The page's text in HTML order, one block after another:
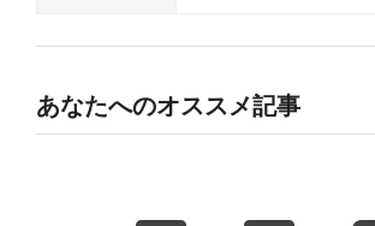
あなたへのオススメ記事